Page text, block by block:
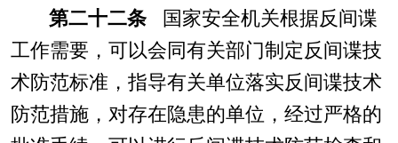
第二十二条国家安全机关根据反间谍
工作需要，可以会同有关部门制定反间谍技
术防范标准，指导有关单位落实反间谍技术
防范措施，对存在隐患的单位，经过严格的